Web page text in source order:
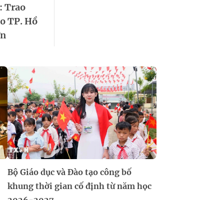
Trao
TP. Hồ
Bộ Giáo dục và Đào tạo công bố
khung thời gian cố định từ năm học